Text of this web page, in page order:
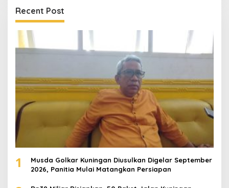
Recent Post
1
Musda Golkar Kuningan Diusulkan Digelar September
2026, Panitia Mulai Matangkan Persiapan